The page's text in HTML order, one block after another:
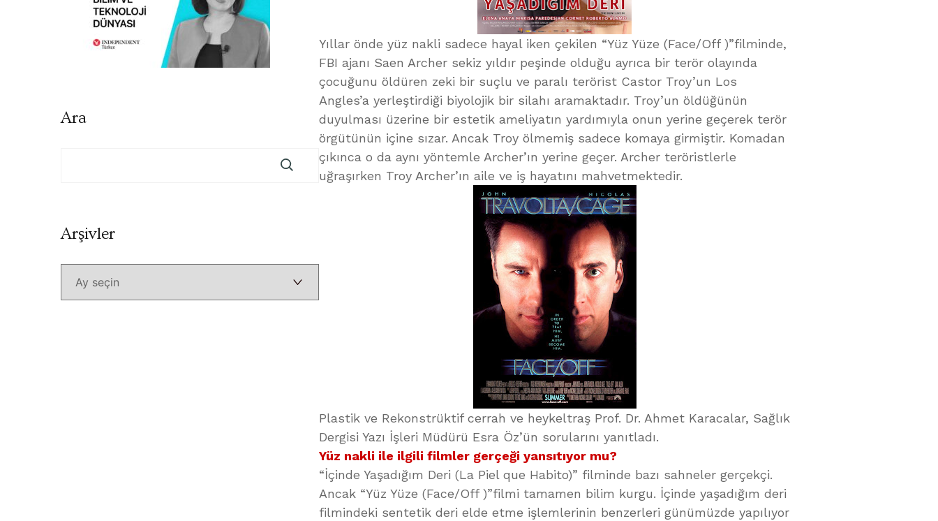
Yıllar önde yüz nakli sadece hayal iken çekilen “Yüz Yüze (Face/Off )”filminde,
FBI ajanı Saen Archer sekiz yıldır peşinde olduğu ayrıca bir terör olayında
çocuğunu öldüren zeki bir suçlu ve paralı terörist Castor Troy’un Los
Angles’a yerleştirdiği biyolojik bir silahı aramaktadır. Troy’un öldüğünün
duyulması üzerine bir estetik ameliyatın yardımıyla onun yerine geçerek terör
örgütünün içine sızar. Ancak Troy ölmemiş sadece komaya girmiştir. Komadan
çıkınca o da aynı yöntemle Archer’ın yerine geçer. Archer teröristlerle
uğraşırken Troy Archer’ın aile ve iş hayatını mahvetmektedir.
Plastik ve Rekonstrüktif cerrah ve heykeltraş Prof. Dr. Ahmet Karacalar, Sağlık
Dergisi Yazı İşleri Müdürü Esra Öz’ün sorularını yanıtladı.
Yüz nakli ile ilgili filmler gerçeği yansıtıyor mu?
“İçinde Yaşadığım Deri (La Piel que Habito)” filminde bazı sahneler gerçekçi.
Ancak “Yüz Yüze (Face/Off )”filmi tamamen bilim kurgu. İçinde yaşadığım deri
filmindeki sentetik deri elde etme işlemlerinin benzerleri günümüzde yapılıyor
Ara
ArşivlerArşivler